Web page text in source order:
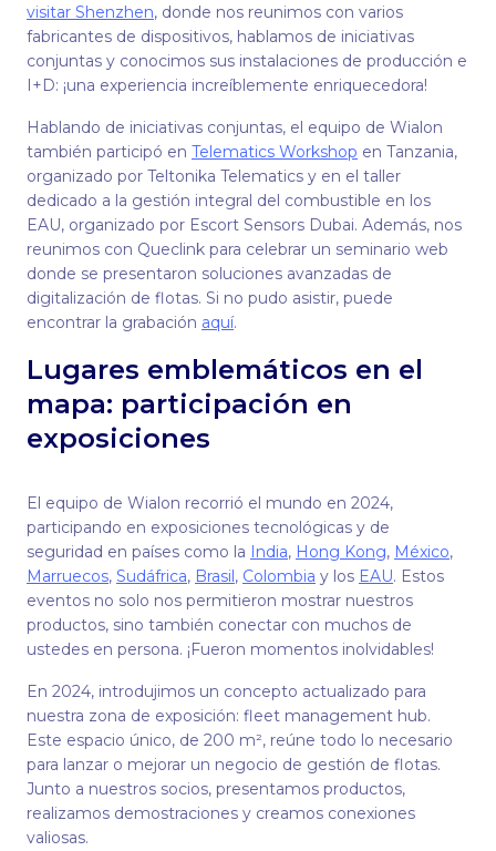
visitar Shenzhen, donde nos reunimos con varios
fabricantes de dispositivos, hablamos de iniciativas
conjuntas y conocimos sus instalaciones de producción e
I+D: ¡una experiencia increíblemente enriquecedora!
Hablando de iniciativas conjuntas, el equipo de Wialon
también participó en Telematics Workshop en Tanzania,
organizado por Teltonika Telematics y en el taller
dedicado a la gestión integral del combustible en los
EAU, organizado por Escort Sensors Dubai. Además, nos
reunimos con Queclink para celebrar un seminario web
donde se presentaron soluciones avanzadas de
digitalización de flotas. Si no pudo asistir, puede
encontrar la grabación aquí.
Lugares emblemáticos en el
mapa: participación en
exposiciones
El equipo de Wialon recorrió el mundo en 2024,
participando en exposiciones tecnológicas y de
seguridad en países como la
India, Hong Kong, México,
Marruecos, Sudáfrica, Brasil , Colombia y los EAU. Estos
eventos no solo nos permitieron mostrar nuestros
productos, sino también conectar con muchos de
ustedes en persona. ¡Fueron momentos inolvidables!
En 2024, introdujimos un concepto actualizado para
nuestra zona de exposición: fleet management hub.
Este espacio único, de 200 m², reúne todo lo necesario
para lanzar o mejorar un negocio de gestión de flotas.
Junto a nuestros socios, presentamos productos,
realizamos demostraciones y creamos conexiones
valiosas.